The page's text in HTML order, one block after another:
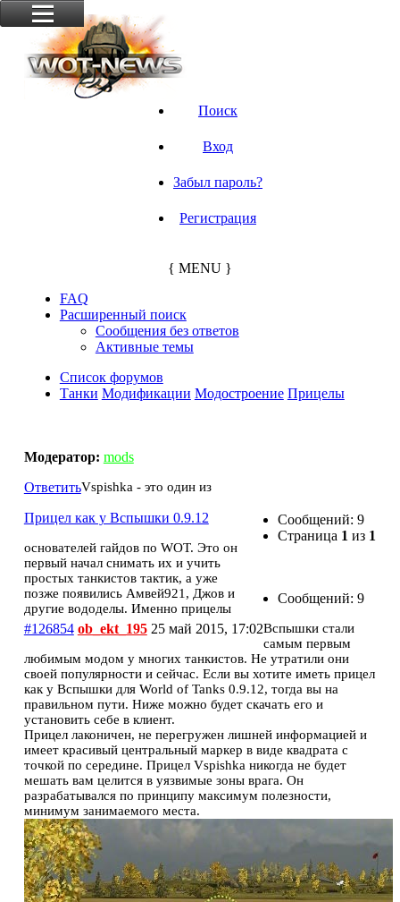
Поиск
Вход
Забыл пароль?
Регистрация
{ MENU }
FAQ
Расширенный поиск
Сообщения без ответов
Активные темы
Список форумов
Танки Модификации Модостроение Прицелы
Модератор: mods
Сообщений: 9
Страница 1 из 1
Сообщений: 9
Ответить
Прицел как у Вспышки 0.9.12
#126854 ob_ekt_195 25 май 2015, 17:02
Vspishka - это один из
основателей гайдов по WOT. Это он
первый начал снимать их и учить
простых танкистов тактик, а уже
позже появились Амвей921, Джов и
другие вододелы. Именно прицелы
Вспышки стали
самым первым
любимым модом у многих танкистов. Не утратили они
своей популярности и сейчас. Если вы хотите иметь прицел
как у Вспышки для World of Tanks 0.9.12, тогда вы на
правильном пути. Ниже можно будет скачать его и
установить себе в клиент.
Прицел лаконичен, не перегружен лишней информацией и
имеет красивый центральный маркер в виде квадрата с
точкой по середине. Прицел Vspishka никогда не будет
мешать вам целится в уязвимые зоны врага. Он
разрабатывался по принципу максимум полезности,
минимум занимаемого места.